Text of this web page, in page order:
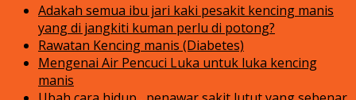
Adakah semua ibu jari kaki pesakit kencing manis
yang di jangkiti kuman perlu di potong?
Rawatan Kencing manis (Diabetes)
Mengenai Air Pencuci Luka untuk luka kencing
manis